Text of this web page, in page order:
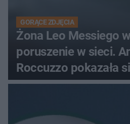
GORĄCE ZDJĘCIA
Żona Leo Messiego
poruszenie w sieci.
Roccuzzo pokazała